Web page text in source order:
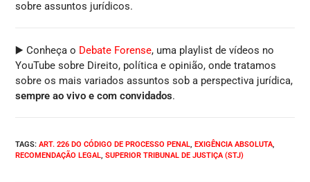
sobre assuntos jurídicos.
▶️ Conheça o Debate Forense, uma playlist de vídeos no
YouTube sobre Direito, política e opinião, onde tratamos
sobre os mais variados assuntos sob a perspectiva jurídica,
sempre ao vivo e com convidados.
TAGS:ART. 226 DO CÓDIGO DE PROCESSO PENAL EXIGÊNCIA ABSOLUTA
RECOMENDAÇÃO LEGAL SUPERIOR TRIBUNAL DE JUSTIÇA (STJ)